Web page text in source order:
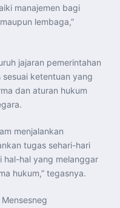
manajemen bagi
lembaga,”
jajaran pemerintahan
ketentuan yang
dan aturan hukum
menjalankan
tugas sehari-hari
hal-hal yang melanggar
hukum,” tegasnya.
Mensesneg